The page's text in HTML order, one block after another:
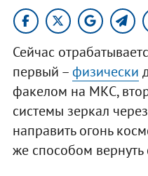
Сейчас
первый –физически
факелом на МКС,
системы зеркал
направить огонь
же способом вернуть